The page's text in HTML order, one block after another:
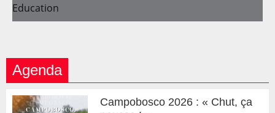
Education
Agenda
Campobosco 2026 : « Chut, ça